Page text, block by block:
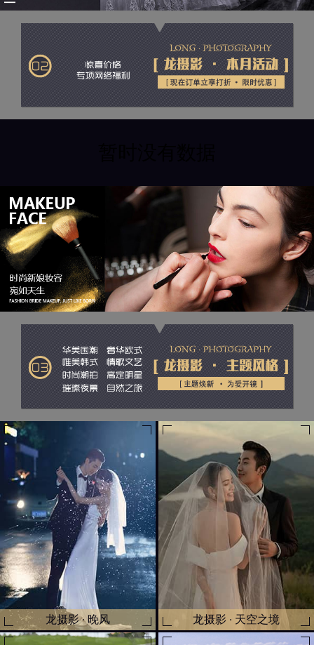
龙摄影 · 晚风 龙摄影 · 天空之境